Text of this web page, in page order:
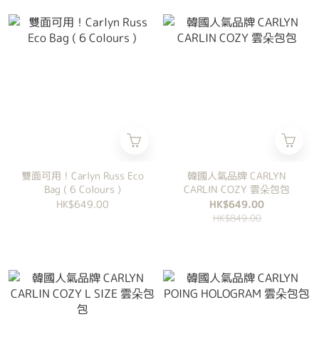
雙面可用！Carlyn Russ Eco
Bag ( 6 Colours )
HK$649.00
韓國人氣品牌 CARLYN
CARLIN COZY 雲朵包包
HK$649.00
HK$849.00